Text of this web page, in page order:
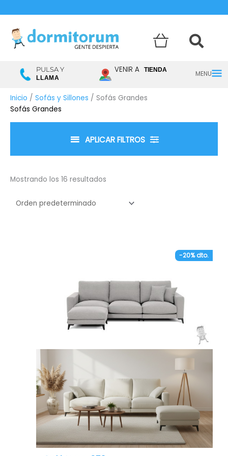
Menú
PULSA Y
LLAMA
VENIR A TIENDA
Inicio / Sofás y Sillones / Sofás Grandes
Sofás Grandes
APLICAR FILTROS
Mostrando los 16 resultados
-20% dto.